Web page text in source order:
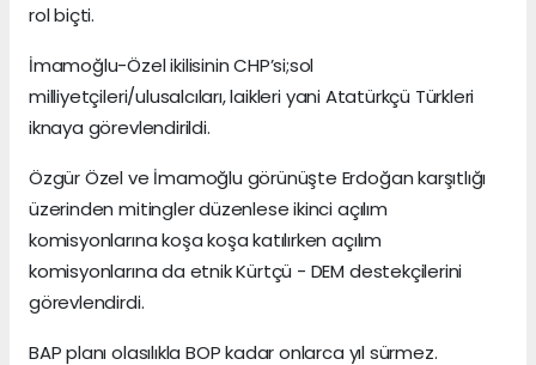
rol biçti.
İmamoğlu-Özel ikilisinin CHP’si;sol
milliyetçileri/ulusalcıları, laikleri yani Atatürkçü Türkleri
iknaya görevlendirildi.
Özgür Özel ve İmamoğlu görünüşte Erdoğan karşıtlığı
üzerinden mitingler düzenlese ikinci açılım
komisyonlarına koşa koşa katılırken açılım
komisyonlarına da etnik Kürtçü - DEM destekçilerini
görevlendirdi.
BAP planı olasılıkla BOP kadar onlarca yıl sürmez.